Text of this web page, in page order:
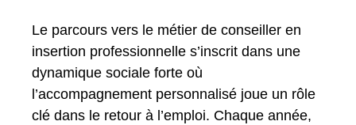
Le parcours vers le métier de conseiller en
insertion professionnelle s’inscrit dans une
dynamique sociale forte où
l’accompagnement personnalisé joue un rôle
clé dans le retour à l’emploi. Chaque année,